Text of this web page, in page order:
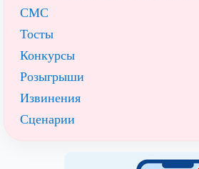
СМС
Тосты
Конкурсы
Розыгрыши
Извинения
Сценарии